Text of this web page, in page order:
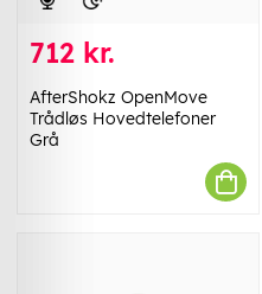
712 kr.
AfterShokz OpenMove
Trådløs Hovedtelefoner
Grå